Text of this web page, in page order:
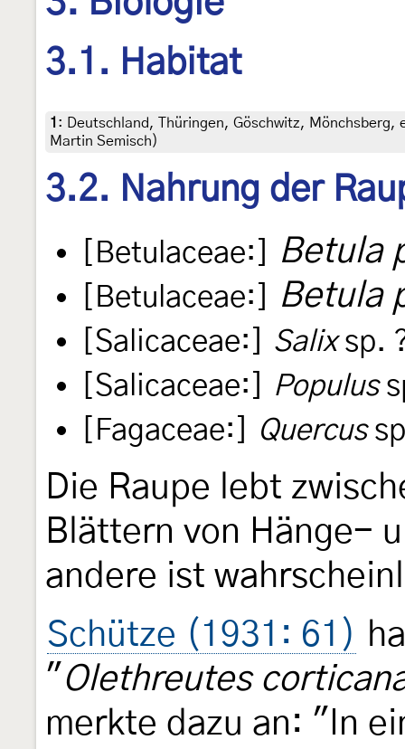
3.1. Habitat
1 :
Deutschland, Thüringen, Göschwitz,
Martin Semisch)
3.2. Nahrung der
[Betulaceae:] Betula
[Betulaceae:] Betula
[Salicaceae:] Salixsp.
[Salicaceae:]
Populus
[Fagaceae:]
Quercus
Die Raupe lebt
Blättern von Hänge-
andere ist
Schütze (1931: 61)
" Olethreutes
merkte dazu an: "In